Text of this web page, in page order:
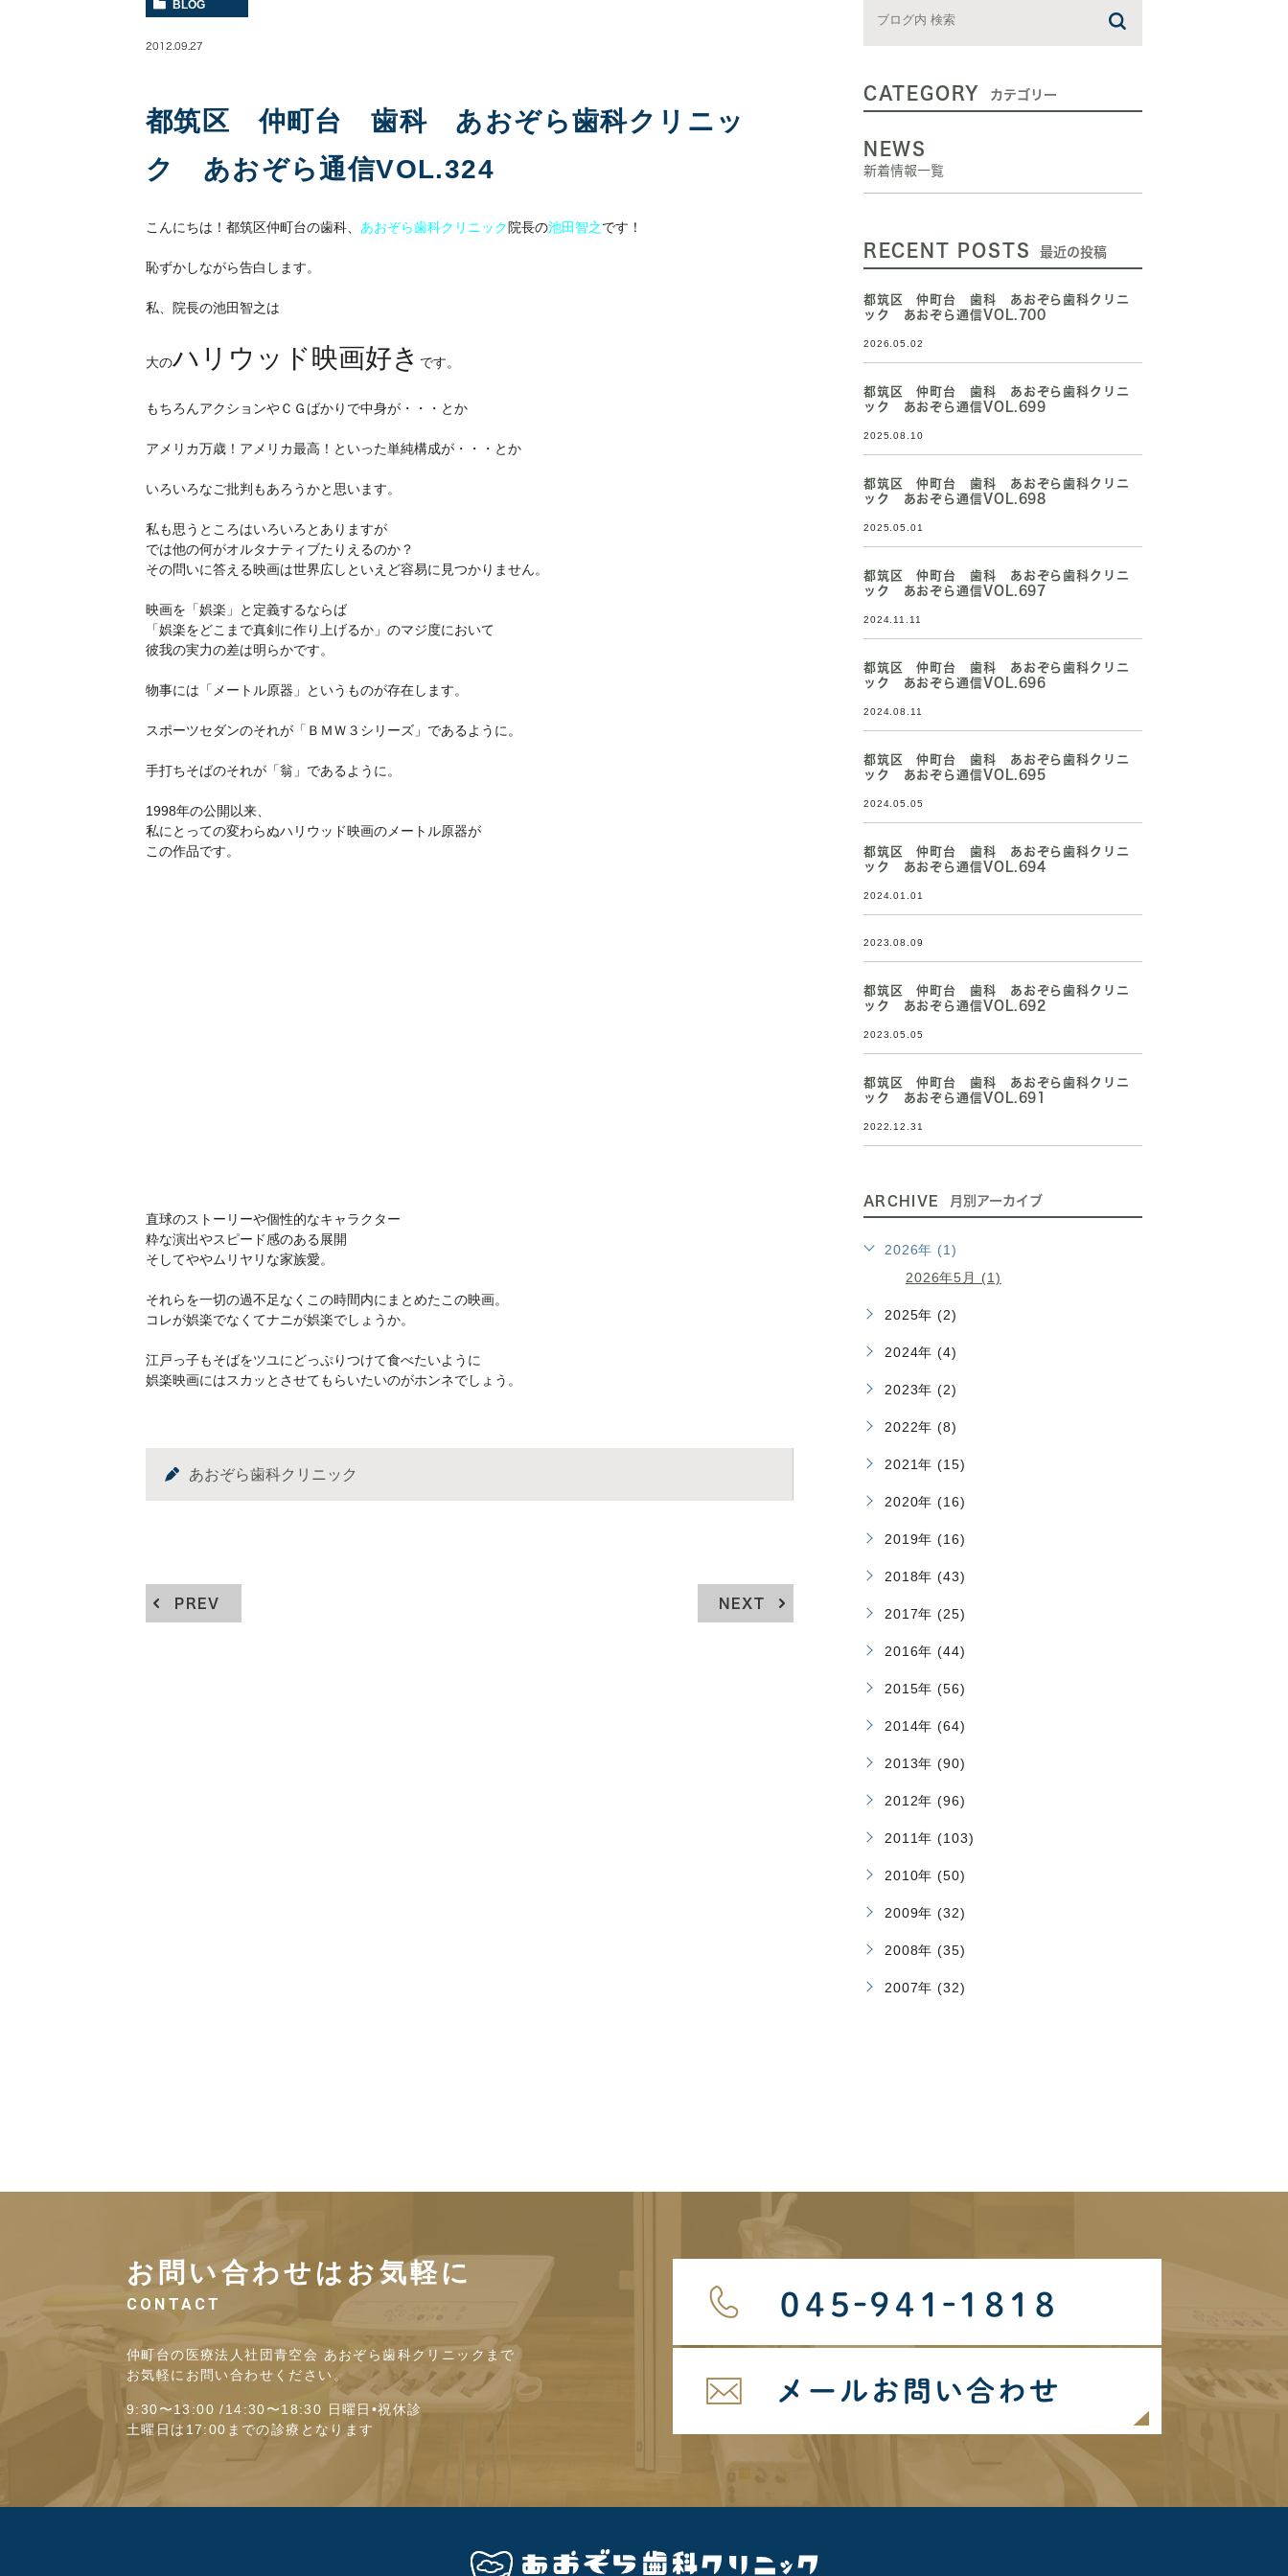
BLOG
2012.09.27
都筑区 仲町台 歯科 あおぞら歯科クリニッ
ク あおぞら通信VOL.324
こんにちは！都筑区仲町台の歯科、 あおぞら歯科クリニック 院長の池田智之です！
恥ずかしながら告白します。
私、院長の池田智之は
大のハリウッド映画好き です。
もちろんアクションやＣＧばかりで中身が・・・とか
アメリカ万歳！アメリカ最高！といった単純構成が・・・とか
いろいろなご批判もあろうかと思います。
私も思うところはいろいろとありますが
では他の何がオルタナティブたりえるのか？
その問いに答える映画は世界広しといえど容易に見つかりません。
映画を「娯楽」と定義するならば
「娯楽をどこまで真剣に作り上げるか」のマジ度において
彼我の実力の差は明らかです。
物事には「メートル原器」というものが存在します。
スポーツセダンのそれが「ＢＭＷ３シリーズ」であるように。
手打ちそばのそれが「翁」であるように。
1998年の公開以来、
私にとっての変わらぬハリウッド映画のメートル原器が
この作品です。
直球のストーリーや個性的なキャラクター
粋な演出やスピード感のある展開
そしてややムリヤリな家族愛。
それらを一切の過不足なくこの時間内にまとめたこの映画。
コレが娯楽でなくてナニが娯楽でしょうか。
江戸っ子もそばをツユにどっぷりつけて食べたいように
娯楽映画にはスカッとさせてもらいたいのがホンネでしょう。
あおぞら歯科クリニック
PREV NEXT
CATEGORY カテゴリー
NEWS
新着情報一覧
RECENT POSTS 最近の投稿
都筑区 仲町台 歯科 あおぞら歯科クリニ
ック あおぞら通信VOL.700
2026.05.02
都筑区 仲町台 歯科 あおぞら歯科クリニ
ック あおぞら通信VOL.699
2025.08.10
都筑区 仲町台 歯科 あおぞら歯科クリニ
ック あおぞら通信VOL.698
2025.05.01
都筑区 仲町台 歯科 あおぞら歯科クリニ
ック あおぞら通信VOL.697
2024.11.11
都筑区 仲町台 歯科 あおぞら歯科クリニ
ック あおぞら通信VOL.696
2024.08.11
都筑区 仲町台 歯科 あおぞら歯科クリニ
ック あおぞら通信VOL.695
2024.05.05
都筑区 仲町台 歯科 あおぞら歯科クリニ
ック あおぞら通信VOL.694
2024.01.01
2023.08.09
都筑区 仲町台 歯科 あおぞら歯科クリニ
ック あおぞら通信VOL.692
2023.05.05
都筑区 仲町台 歯科 あおぞら歯科クリニ
ック あおぞら通信VOL.691
2022.12.31
ARCHIVE 月別アーカイブ
2026年 (1)
2026年5月 (1)
2025年 (2)
2024年 (4)
2023年 (2)
2022年 (8)
2021年 (15)
2020年 (16)
2019年 (16)
2018年 (43)
2017年 (25)
2016年 (44)
2015年 (56)
2014年 (64)
2013年 (90)
2012年 (96)
2011年 (103)
2010年 (50)
2009年 (32)
2008年 (35)
2007年 (32)
お問い合わせはお気軽に
CONTACT
仲町台の医療法人社団青空会 あおぞら歯科クリニックまで
お気軽にお問い合わせください。
9:30〜13:00 /14:30〜18:30 日曜日•祝休診
土曜日は17:00までの診療となります